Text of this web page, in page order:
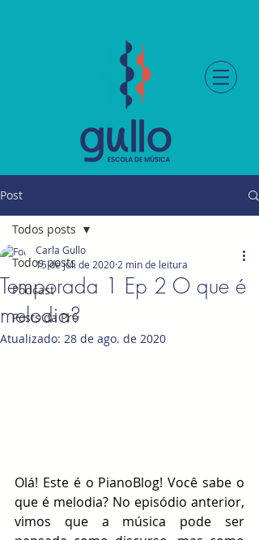
Post
Todos posts
Podcast
Posts da Prô
Todos posts
Temporada 1 Ep 2 O que é
melodia?
Carla Gullo
15 de jul. de 2020 2 min de leitura
Atualizado: 28 de ago. de 2020
Olá! Este é o PianoBlog! Você sabe o
que é melodia? No episódio anterior,
vimos que a música pode ser